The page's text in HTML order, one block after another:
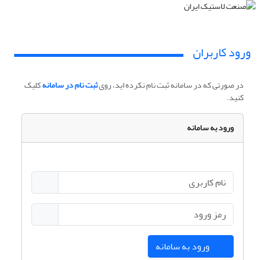
ورود کاربران
در صورتی که در سامانه ثبت نام نکرده اید، رویثبت نام در سامانهکلیک
کنید.
ورود به سامانه
ورود به سامانه